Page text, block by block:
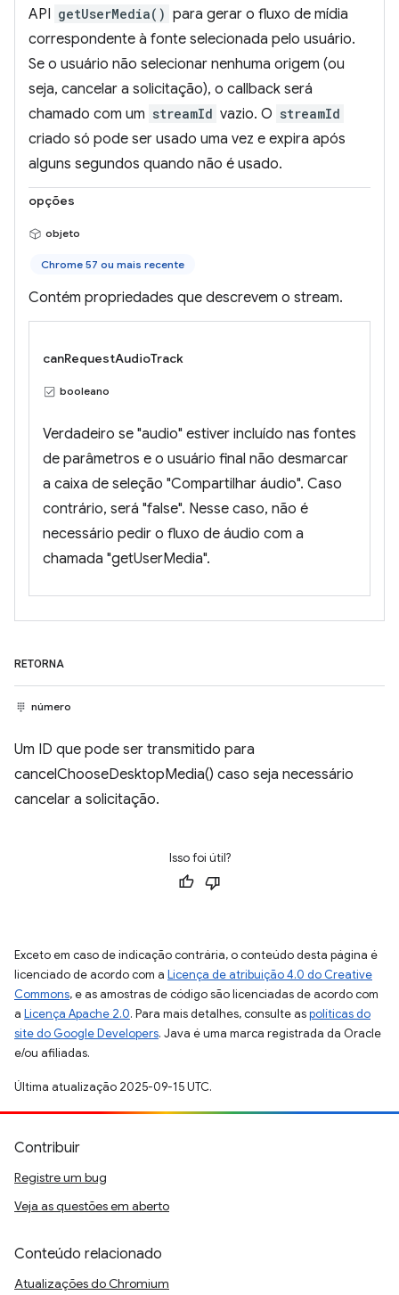
API getUserMedia() para gerar o fluxo de mídia
correspondente à fonte selecionada pelo usuário.
Se o usuário não selecionar nenhuma origem (ou
seja, cancelar a solicitação), o callback será
chamado com um streamId vazio. O streamId
criado só pode ser usado uma vez e expira após
alguns segundos quando não é usado.
opções
objeto
Chrome 57 ou mais recente
Contém propriedades que descrevem o stream.
canRequestAudioTrack
booleano
Verdadeiro se "audio" estiver incluído nas fontes
de parâmetros e o usuário final não desmarcar
a caixa de seleção "Compartilhar áudio". Caso
contrário, será "false". Nesse caso, não é
necessário pedir o fluxo de áudio com a
chamada "getUserMedia".
RETORNA
número
Um ID que pode ser transmitido para
cancelChooseDesktopMedia() caso seja necessário
cancelar a solicitação.
Isso foi útil?
Exceto em caso de indicação contrária, o conteúdo desta página é
licenciado de acordo com a Licença de atribuição 4.0 do Creative
Commons, e as amostras de código são licenciadas de acordo com
a Licença Apache 2.0. Para mais detalhes, consulte aspolíticas do
site do Google Developers. Java é uma marca registrada da Oracle
e/ou afiliadas.
Última atualização 2025-09-15 UTC.
Contribuir
Registre um bug
Veja as questões em aberto
Conteúdo relacionado
Atualizações do Chromium